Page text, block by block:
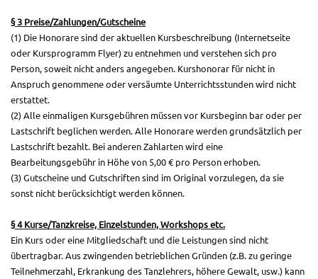
§3 Preise/Zahlungen/Gutscheine
(1) Die Honorare sind der aktuellen Kursbeschreibung (Internetseite
oder Kursprogramm Flyer) zu entnehmen und verstehen sich pro
Person, soweit nicht anders angegeben. Kurshonorar für nicht in
Anspruch genommene oder versäumte Unterrichtsstunden wird nicht
erstattet.
(2) Alle einmaligen Kursgebühren müssen vor Kursbeginn bar oder per
Lastschrift beglichen werden. Alle Honorare werden grundsätzlich per
Lastschrift bezahlt. Bei anderen Zahlarten wird eine
Bearbeitungsgebühr in Höhe von 5,00 € pro Person erhoben.
(3) Gutscheine und Gutschriften sind im Original vorzulegen, da sie
sonst nicht berücksichtigt werden können.
§4 Kurse/Tanzkreise, Einzelstunden, Workshops etc.
Ein Kurs oder eine Mitgliedschaft und die Leistungen sind nicht
übertragbar. Aus zwingenden betrieblichen Gründen (z.B. zu geringe
Teilnehmerzahl, Erkrankung des Tanzlehrers, höhere Gewalt, usw.) kann